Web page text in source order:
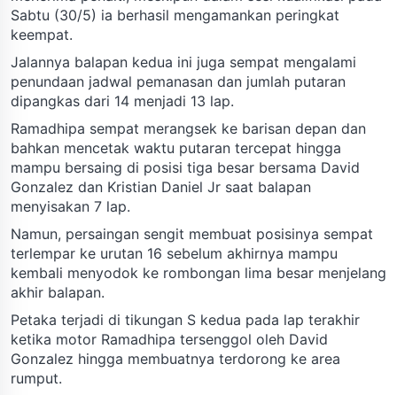
Sabtu (30/5) ia berhasil mengamankan peringkat
keempat.
Jalannya balapan kedua ini juga sempat mengalami
penundaan jadwal pemanasan dan jumlah putaran
dipangkas dari 14 menjadi 13 lap.
Ramadhipa sempat merangsek ke barisan depan dan
bahkan mencetak waktu putaran tercepat hingga
mampu bersaing di posisi tiga besar bersama David
Gonzalez dan Kristian Daniel Jr saat balapan
menyisakan 7 lap.
Namun, persaingan sengit membuat posisinya sempat
terlempar ke urutan 16 sebelum akhirnya mampu
kembali menyodok ke rombongan lima besar menjelang
akhir balapan.
Petaka terjadi di tikungan S kedua pada lap terakhir
ketika motor Ramadhipa tersenggol oleh David
Gonzalez hingga membuatnya terdorong ke area
rumput.